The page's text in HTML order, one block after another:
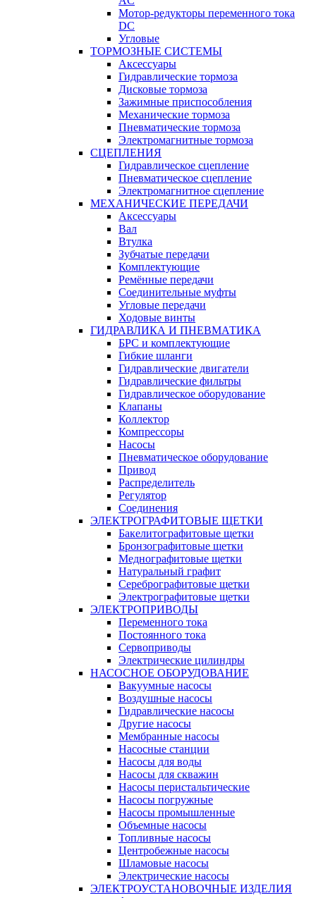
Мотор-редукторы переменного тока
DC
Угловые
ТОРМОЗНЫЕ СИСТЕМЫ
Аксессуары
Гидравлические тормоза
Дисковые тормоза
Зажимные приспособления
Механические тормоза
Пневматические тормоза
Электромагнитные тормоза
СЦЕПЛЕНИЯ
Гидравлическое сцепление
Пневматическое сцепление
Электромагнитное сцепление
МЕХАНИЧЕСКИЕ ПЕРЕДАЧИ
Аксессуары
Вал
Втулка
Зубчатые передачи
Комплектующие
Ремённые передачи
Соединительные муфты
Угловые передачи
Ходовые винты
ГИДРАВЛИКА И ПНЕВМАТИКА
БРС и комплектующие
Гибкие шланги
Гидравлические двигатели
Гидравлические фильтры
Гидравлическое оборудование
Клапаны
Коллектор
Компрессоры
Насосы
Пневматическое оборудование
Привод
Распределитель
Регулятор
Соединения
ЭЛЕКТРОГРАФИТОВЫЕ ЩЕТКИ
Бакелитографитовые щетки
Бронзографитовые щетки
Меднографитовые щетки
Натуральный графит
Серебрографитовые щетки
Электрографито­­­вые щетки
ЭЛЕКТРОПРИВОДЫ
Переменного тока
Постоянного тока
Сервоприводы
Электрические цилиндры
НАСОСНОЕ ОБОРУДОВАНИЕ
Вакуумные насосы
Воздушные насосы
Гидравлические насосы
Другие насосы
Мембранные насосы
Насосные станции
Насосы для воды
Насосы для скважин
Насосы перистальтические
Насосы погружные
Насосы промышленные
Объемные насосы
Топливные насосы
Центробежные насосы
Шламовые насосы
Электрические насосы
ЭЛЕКТРОУСТАНОВОЧНЫЕ ИЗДЕЛИЯ